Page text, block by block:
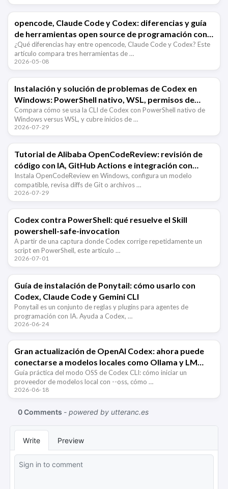
opencode, Claude Code y Codex: diferencias y guía
de herramientas open source de programación con
IA
¿Qué diferencias hay entre opencode, Claude Code y Codex? Este
artículo compara tres herramientas de …
2026-05-08
Instalación y solución de problemas de Codex en
Windows: PowerShell nativo, WSL, permisos de
zona de pruebas y problemas de ruta
Compara cómo se usa la CLI de Codex con PowerShell nativo de
Windows versus WSL, y cubre inicios de …
2026-07-29
Tutorial de Alibaba OpenCodeReview: revisión de
código con IA, GitHub Actions e integración con
Claude Code
Instala OpenCodeReview en Windows, configura un modelo
compatible, revisa diffs de Git o archivos …
2026-07-29
Codex contra PowerShell: qué resuelve el Skill
powershell-safe-invocation
A partir de una captura donde Codex corrige repetidamente un
script en PowerShell, este artículo …
2026-07-01
Guía de instalación de Ponytail: cómo usarlo con
Codex, Claude Code y Gemini CLI
Ponytail es un conjunto de reglas y plugins para agentes de
programación con IA. Ayuda a Codex, …
2026-06-24
Gran actualización de OpenAI Codex: ahora puede
conectarse a modelos locales como Ollama y LM
Studio
Guía práctica del modo OSS de Codex CLI: cómo iniciar un
proveedor de modelos local con --oss, cómo …
2026-06-18